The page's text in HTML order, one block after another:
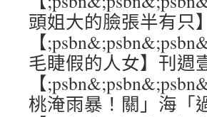
頭姐大的臉張半有只
【
毛睫假的人女】刊週
【
桃淹雨暴！關」海「